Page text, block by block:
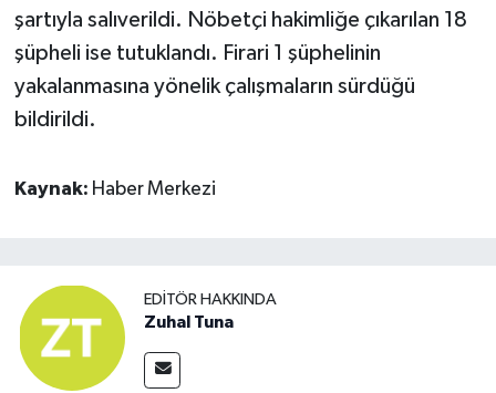
şartıyla salıverildi. Nöbetçi hakimliğe çıkarılan 18
şüpheli ise tutuklandı. Firari 1 şüphelinin
yakalanmasına yönelik çalışmaların sürdüğü
bildirildi.
Kaynak: Haber Merkezi
EDITÖR HAKKINDA
Zuhal Tuna